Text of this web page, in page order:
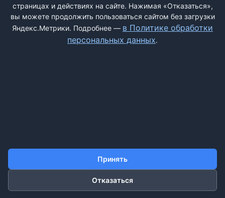
ДОБАВИТЬ ЖАЛОБУ
КОНТАКТЫ
страницах и действиях на сайте. Нажимая «Отказаться»,
вы можете продолжить пользоваться сайтом без загрузки
Яндекс.Метрики. Подробнее — в Политике обработки
персональных данных.
Принять
Отказаться